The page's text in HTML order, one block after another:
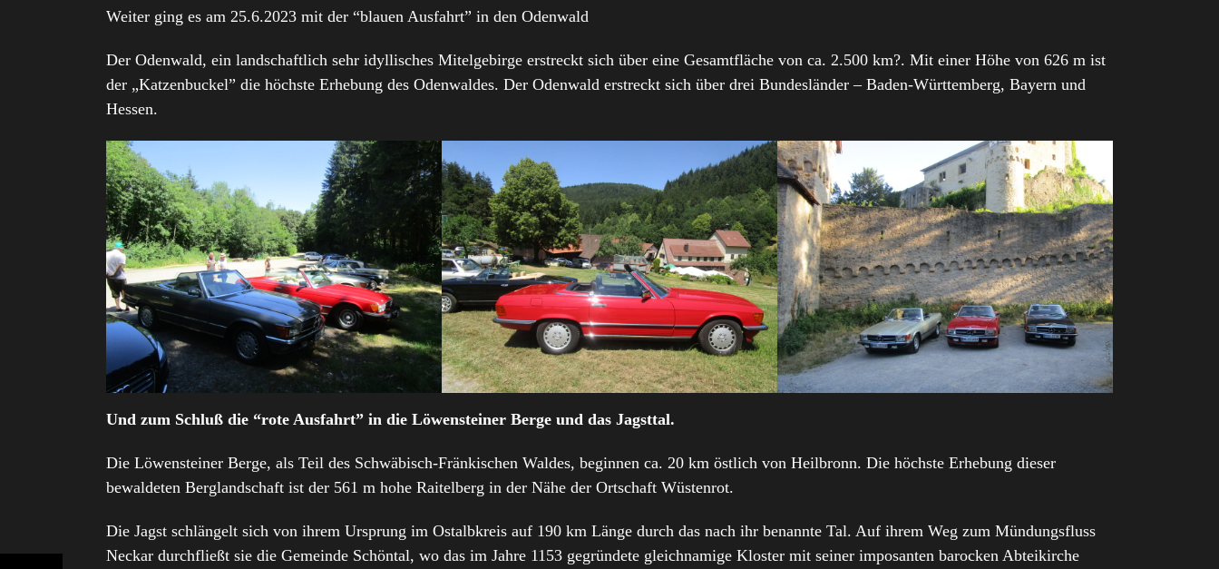
Weiter ging es am 25.6.2023 mit der “blauen Ausfahrt” in den Odenwald
Der Odenwald, ein landschaftlich sehr idyllisches Mitelgebirge erstreckt sich über eine Gesamtfläche von ca. 2.500 km?. Mit einer Höhe von 626 m ist
der „Katzenbuckel” die höchste Erhebung des Odenwaldes. Der Odenwald erstreckt sich über drei Bundesländer – Baden-Württemberg, Bayern und
Hessen.
Und zum Schluß die “rote Ausfahrt” in die Löwensteiner Berge und das Jagsttal.
Die Löwensteiner Berge, als Teil des Schwäbisch-Fränkischen Waldes, beginnen ca. 20 km östlich von Heilbronn. Die höchste Erhebung dieser
bewaldeten Berglandschaft ist der 561 m hohe Raitelberg in der Nähe der Ortschaft Wüstenrot.
Die Jagst schlängelt sich von ihrem Ursprung im Ostalbkreis auf 190 km Länge durch das nach ihr benannte Tal. Auf ihrem Weg zum Mündungsfluss
Neckar durchfließt sie die Gemeinde Schöntal, wo das im Jahre 1153 gegründete gleichnamige Kloster mit seiner imposanten barocken Abteikirche